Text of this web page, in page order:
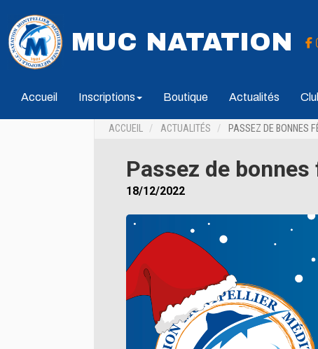
MUC NATATION
Accueil Inscriptions Boutique Actualités
ACCUEIL ACTUALITÉS PASSEZ DE BONNES
Passez de
18/12/2022